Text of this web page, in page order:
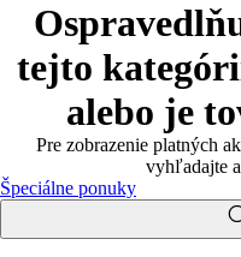
tejto
alebo je
Pre zobrazenie platných
vyhľadajte
Špeciálne ponuky